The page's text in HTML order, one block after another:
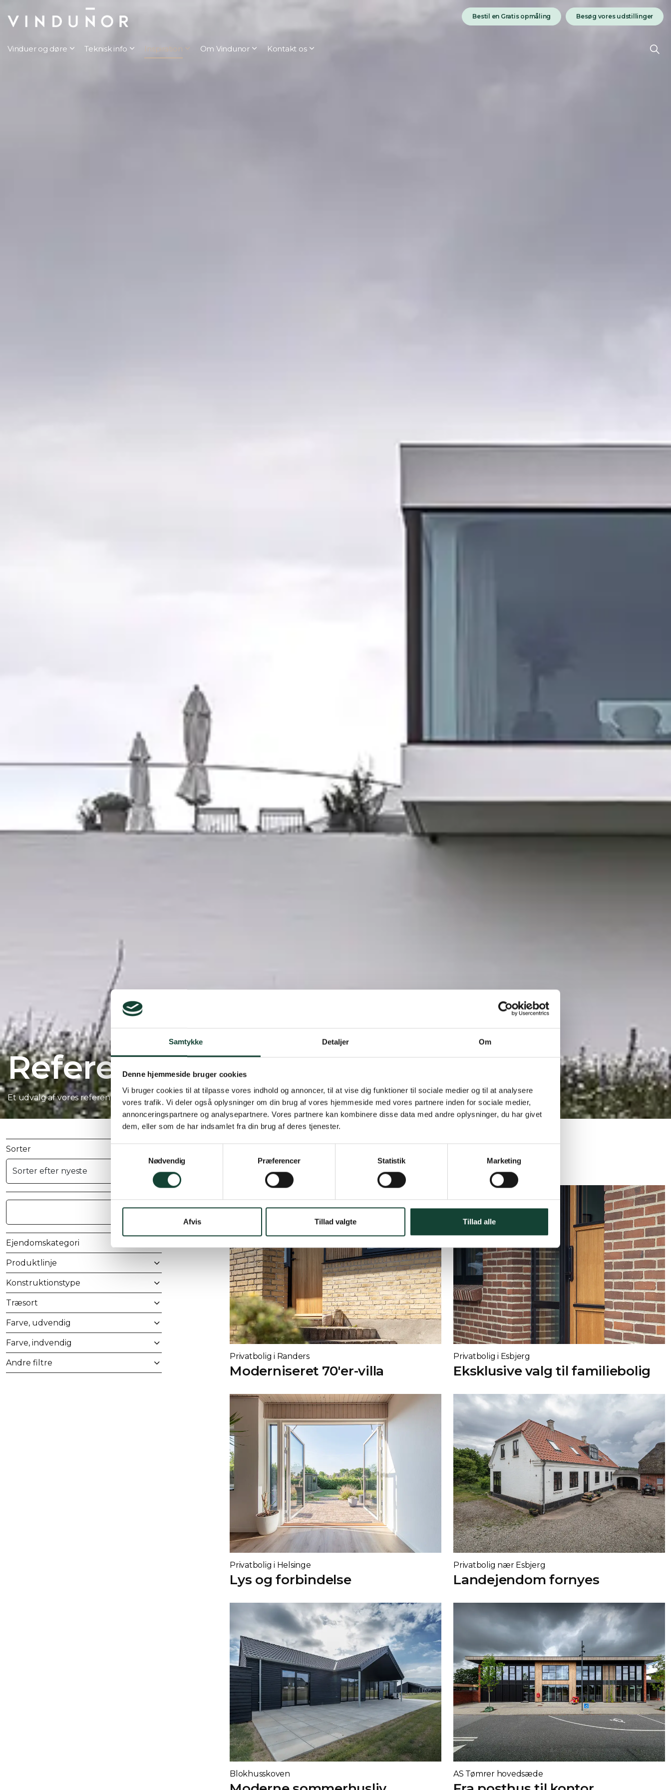
Samtykke Detaljer Om
Denne hjemmeside bruger cookies
Vi bruger cookies til at tilpasse vores indhold og annoncer, til at vise dig funktioner til sociale medier og til at analysere
vores trafik. Vi deler også oplysninger om din brug af vores hjemmeside med vores partnere inden for sociale medier,
annonceringspartnere og analysepartnere. Vores partnere kan kombinere disse data med andre oplysninger, du har givet
dem, eller som de har indsamlet fra din brug af deres tjenester.
Nødvendig
Præferencer Statistik Marketing
Afvis Tillad valgte Tillad alle
Vinduer og døre Teknisk info Inspiration Om Vindunor Kontakt os
Bestil en Gratis opmåling Besøg vores udstillinger
Referencer
Et udvalg af vores referencer. Filtre, søg eller lad dig blot inspirere.
49 Resultater
Privatbolig i Randers
Moderniseret 70'er-villa
Privatbolig i Esbjerg
Eksklusive valg til familiebolig
Privatbolig i Helsinge
Lys og forbindelse
Privatbolig nær Esbjerg
Landejendom fornyes
Blokhusskoven AS Tømrer hovedsæde
Sorter
Ejendomskategori
Produktlinje
Konstruktionstype
Træsort
Farve, udvendig
Farve, indvendig
Andre filtre